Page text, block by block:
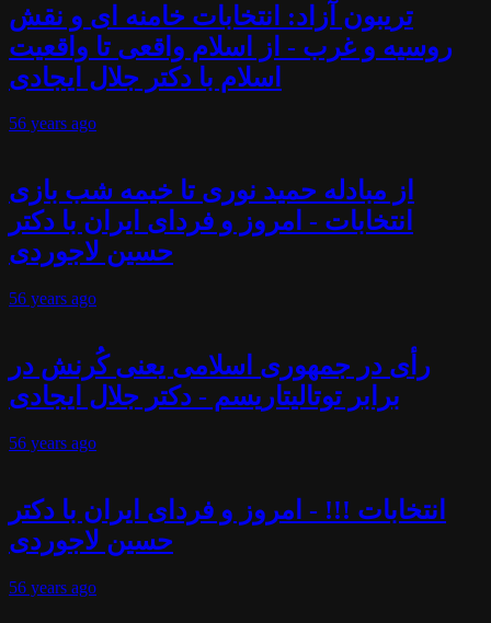
تریبون آزاد: انتخابات خامنه ای و نقش
روسیه و غرب - از اسلام واقعی تا واقعیت
اسلام با دکتر جلال ایجادی
56 years ago
از مبادله حمید نوری تا خیمه شب بازی
انتخابات - امروز و فردای ایران با دکتر
حسین لاجوردی
56 years ago
رأی در جمهوری اسلامی یعنی کُرنش در
برابر توتالیتاریسم - دکتر جلال ایجادی
56 years ago
انتخابات !!! - امروز و فردای ایران با دکتر
حسین لاجوردی
56 years ago